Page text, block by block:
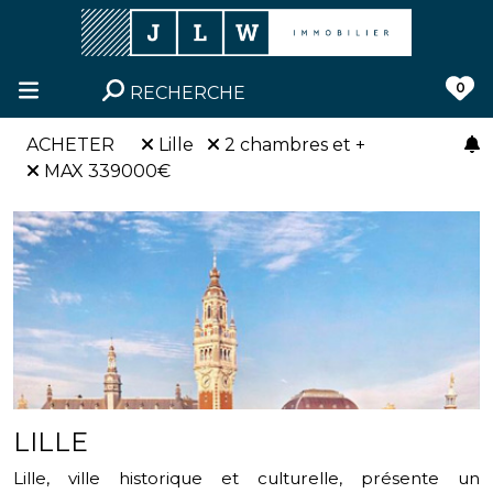
RECHERCHE 0
ACHETER Lille
2 chambres et +
MAX 339000€
LILLE
Lille, ville historique et culturelle, présente un